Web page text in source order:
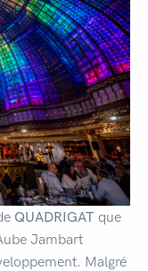
QUADRIGAT que
Jambart
Malgré